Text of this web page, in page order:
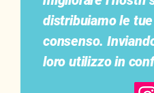
distribuiamo le
consenso.
loro utilizzo in